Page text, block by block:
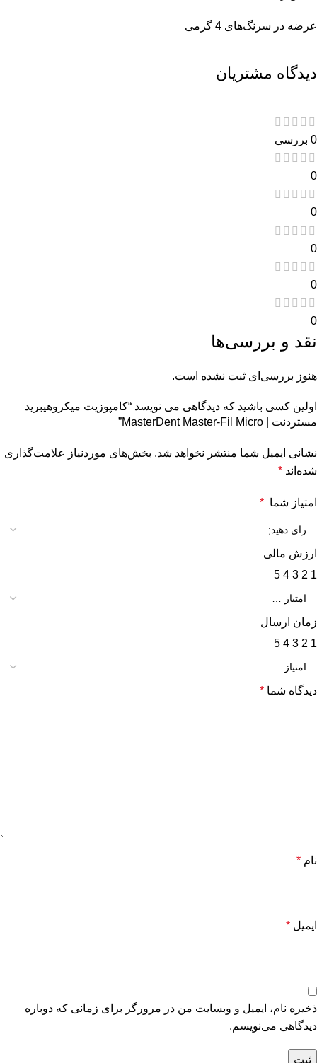
عرضه در سرنگ‌های 4 گرمی
دیدگاه مشتریان
0 بررسی
0
0
0
0
0
نقد و بررسی‌ها
هنوز بررسی‌ای ثبت نشده است.
اولین کسی باشید که دیدگاهی می نویسد “کامپوزیت میکروهیبرید
مستردنت | MasterDent Master-Fil Micro”
نشانی ایمیل شما منتشر نخواهد شد. بخش‌های موردنیاز علامت‌گذاری
شده‌اند *
امتیاز شما *
ارزش مالی
1
2
3
4
5
زمان ارسال
1
2
3
4
5
دیدگاه شما *
نام *
ایمیل *
ذخیره نام، ایمیل و وبسایت من در مرورگر برای زمانی که دوباره
دیدگاهی می‌نویسم.